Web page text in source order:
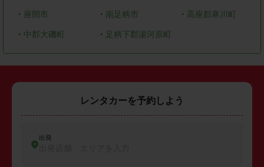
・ 座間市 ・ 南足柄市 ・ 高座郡寒川町
・ 中郡大磯町 ・ 足柄下郡湯河原町
レンタカーを予約しよう
出発